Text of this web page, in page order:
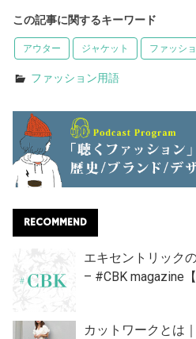
この記事に関するキーワード
アウター ジャケット ファッシ
ファッション用語
RECOMMEND
エキセントリック
– #CBK magazine【
カットワークとは